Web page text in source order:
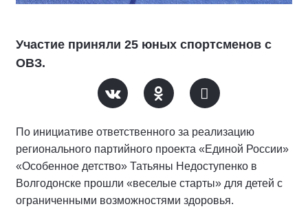
Участие приняли 25 юных спортсменов с
ОВЗ.
По инициативе ответственного за реализацию
регионального партийного проекта «Единой России»
«Особенное детство» Татьяны Недоступенко в
Волгодонске прошли «веселые старты» для детей с
ограниченными возможностями здоровья.